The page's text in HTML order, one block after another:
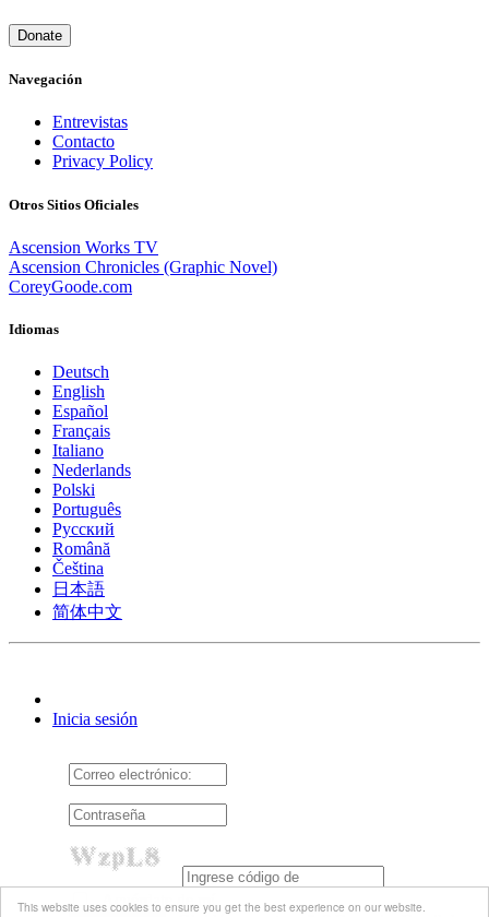
This website uses cookies to ensure you get the best experience on our website.
Donate
Navegación
Entrevistas
Contacto
Privacy Policy
Otros Sitios Oficiales
Ascension Works TV
Ascension Chronicles (Graphic Novel)
CoreyGoode.com
Idiomas
Deutsch
English
Español
Français
Italiano
Nederlands
Polski
Português
Pусский
Română
Čeština
日本語
简体中文
Inicia sesión
Acuérdate de mí